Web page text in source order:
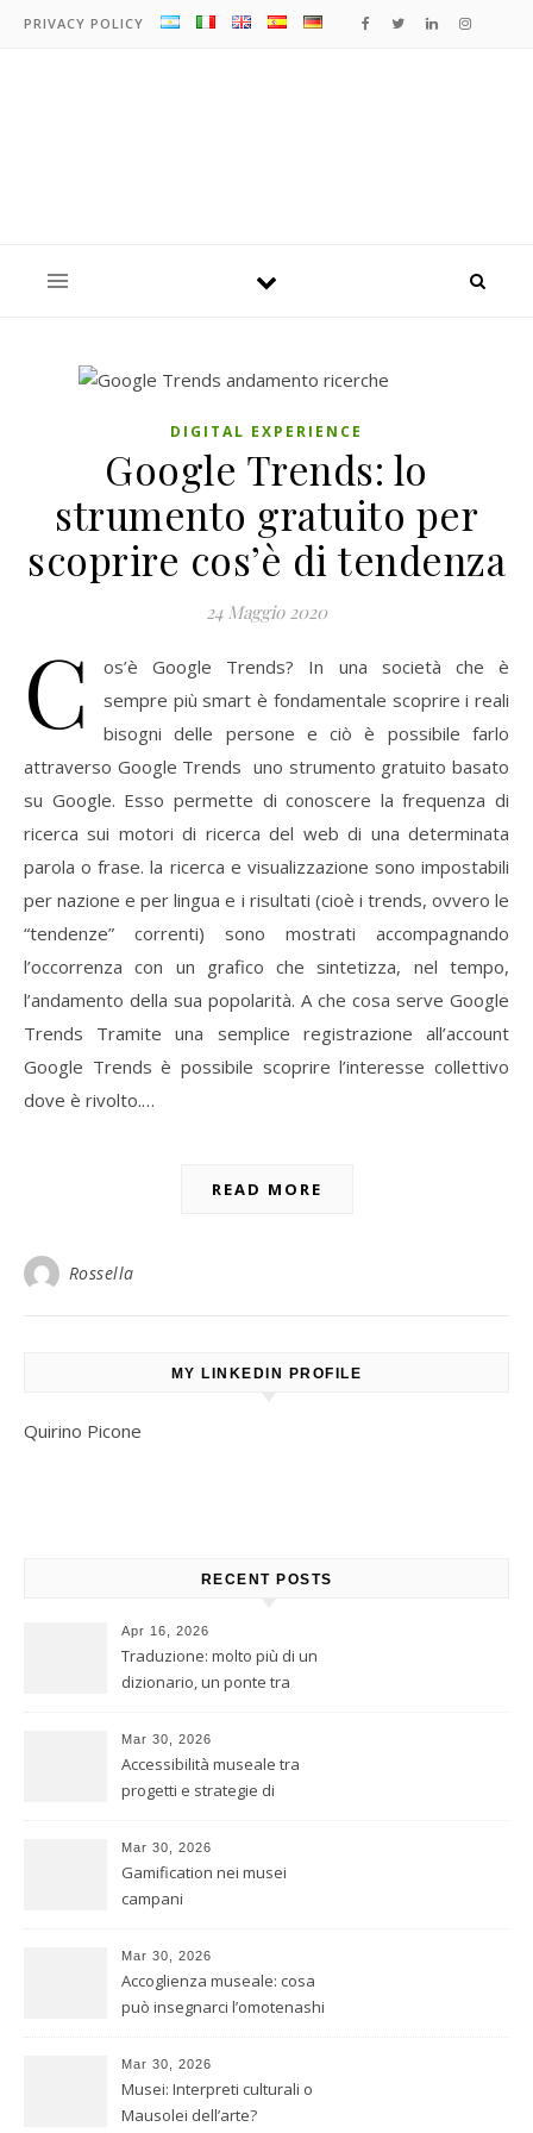
PRIVACY POLICY
DIGITAL EXPERIENCE
Google Trends: lo
strumento gratuito per
scoprire cos’è di tendenza
24 Maggio 2020
C
os’è Google Trends? In una società che è
sempre più smart è fondamentale scoprire i reali
bisogni delle persone e ciò è possibile farlo
attraverso Google Trends uno strumento gratuito basato
su Google. Esso permette di conoscere la frequenza di
ricerca sui motori di ricerca del web di una determinata
parola o frase. la ricerca e visualizzazione sono impostabili
per nazione e per lingua e i risultati (cioè i trends, ovvero le
“tendenze” correnti) sono mostrati accompagnando
l’occorrenza con un grafico che sintetizza, nel tempo,
l’andamento della sua popolarità. A che cosa serve Google
Trends Tramite una semplice registrazione all’account
Google Trends è possibile scoprire l’interesse collettivo
dove è rivolto.…
READ MORE
Rossella
MY LINKEDIN PROFILE
Quirino Picone
RECENT POSTS
Apr 16, 2026
Traduzione: molto più di un
dizionario, un ponte tra
Mar 30, 2026
Accessibilità museale tra
progetti e strategie di
Mar 30, 2026
Gamification nei musei
campani
Mar 30, 2026
Accoglienza museale: cosa
può insegnarci l’omotenashi
Mar 30, 2026
Musei: Interpreti culturali o
Mausolei dell’arte?